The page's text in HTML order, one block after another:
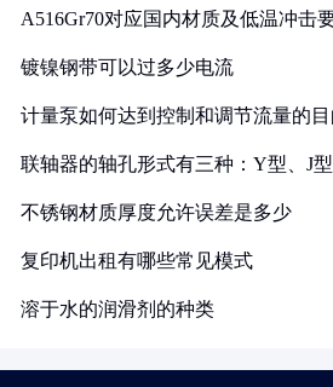
A516Gr70对应国内材质及低温冲击
镀镍钢带可以过多少电流
计量泵如何达到控制和调节流量的目
联轴器的轴孔形式有三种：Y型、J
不锈钢材质厚度允许误差是多少
复印机出租有哪些常见模式
溶于水的润滑剂的种类